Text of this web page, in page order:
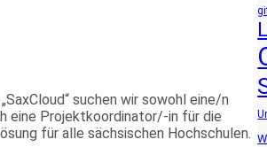
suchen wir sowohl eine/n
eine Projektkoordinator/-in für die
für alle sächsischen Hochschulen.